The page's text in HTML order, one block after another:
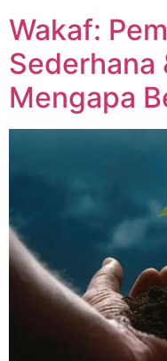
Wakaf:
Sederhana
Mengapa